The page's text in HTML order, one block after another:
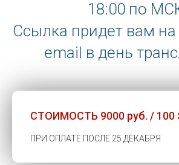
18:00 по
Ссылка придет вам
email в день
СТОИМОСТЬ 9000 руб. / 100
ПРИ ОПЛАТЕ ПОСЛЕ 25 ДЕКАБРЯ